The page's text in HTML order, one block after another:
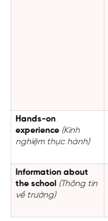
Hands-on
experience (Kinh
nghiệm thực hành)
Information about
the school (Thông tin
về trường)